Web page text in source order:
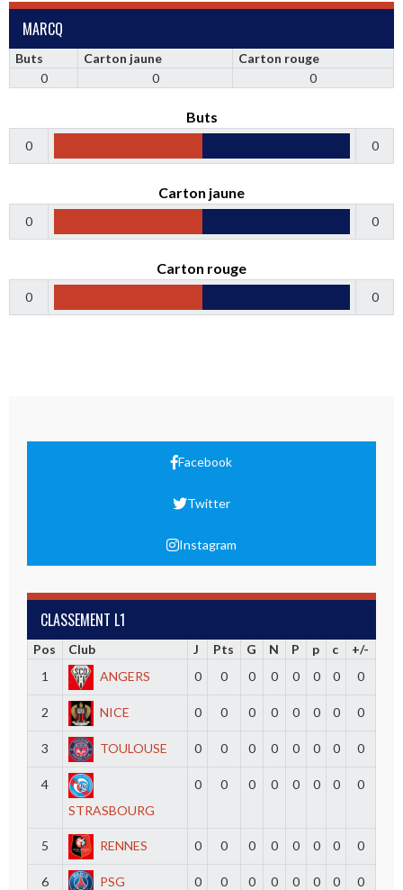
MARCQ
Buts Carton jaune
Carton rouge
0
0 0
Buts
0 0
Carton jaune
0 0
Carton rouge
0 0
Facebook
Twitter
Instagram
CLASSEMENT L1
Pos Club J Pts G N P p c
+/-
1
ANGERS 0 0 0 0 0 0 0 0
2 NICE 0 0 0 0 0 0 0 0
3 TOULOUSE 0 0 0 0 0 0 0 0
4
STRASBOURG
0 0 0 0 0 0 0 0
5 RENNES 0 0 0 0 0 0 0 0
6 PSG 0 0 0 0 0 0 0 0